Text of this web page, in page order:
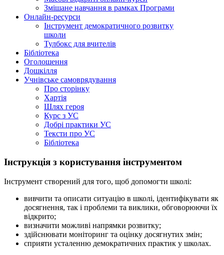
Змішане навчання в рамках Програми
Онлайн-ресурси
Інструмент демократичного розвитку
школи
Тулбокс для вчителів
Бібліотека
Оголошення
Дошкілля
Учнівське самоврядування
Про сторінку
Хартія
Шлях героя
Курс з УС
Добрі практики УС
Тексти про УС
Бібліотека
Інструкція з користування інструментом
Інструмент створений для того, щоб допомогти школі:
вивчити та описати ситуацію в школі, ідентифікувати як
досягнення, так і проблеми та виклики, обговорюючи їх
відкрито;
визначити можливі напрямки розвитку;
здійснювати моніторинг та оцінку досягнутих змін;
сприяти усталенню демократичних практик у школах.